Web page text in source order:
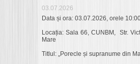
03.07.2026
Data și ora: 03.07.2026, orele
Locația: Sala 66, CUNBM, Str.
Mare
Titlul: „Porecle și supranume din